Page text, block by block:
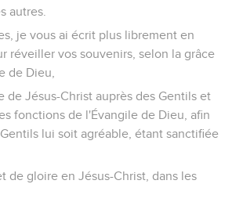
autres.
je vous ai écrit plus librement en
réveiller vos souvenirs, selon la grâce
de Dieu,
de Jésus-Christ auprès des Gentils et
fonctions de l'Évangile de Dieu, afin
lui soit agréable, étant sanctifiée
de gloire en Jésus-Christ, dans les